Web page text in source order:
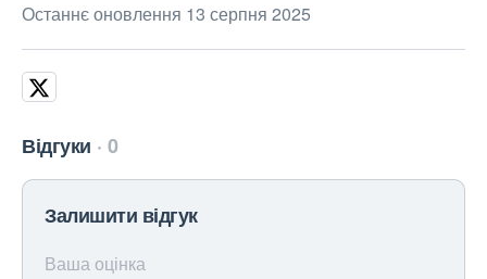
Останнє оновлення 13 серпня 2025
Відгуки 0
Залишити відгук
Ваша оцінка